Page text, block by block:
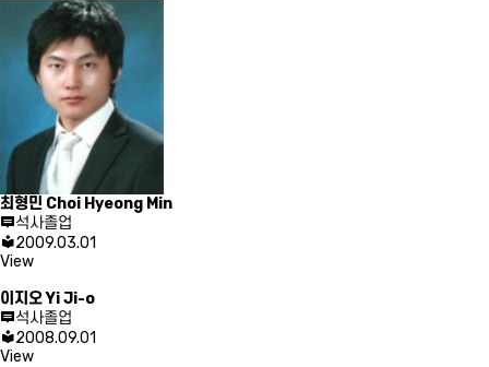
최형민 Choi Hyeong Min
석사졸업
2009.03.01
View
이지오Yi Ji-o
석사졸업
2008.09.01
View